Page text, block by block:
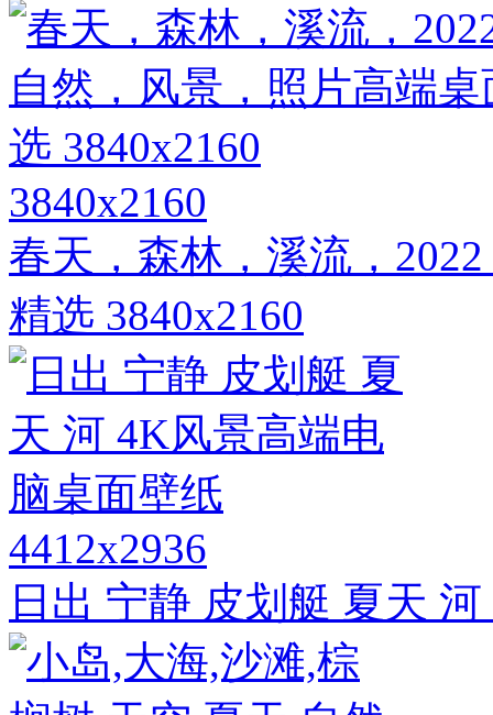
3840x2160
春天，森林，溪流，
精选 3840x2160
4412x2936
日出 宁静 皮划艇 夏天